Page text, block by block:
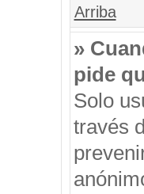
Arriba
»
pide
Solo
través